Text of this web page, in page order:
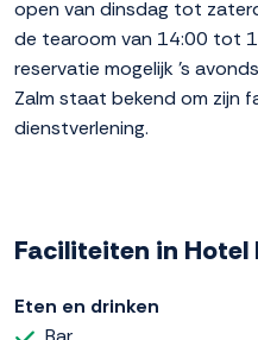
open van dinsdag tot
de tearoom van 14:00 tot
reservatie mogelijk 's
Zalm staat bekend om zijn
dienstverlening.
Faciliteiten in Hotel
Eten en drinken